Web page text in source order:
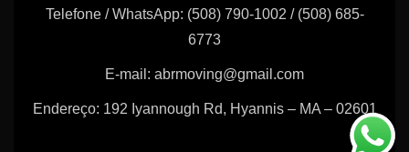
Telefone / WhatsApp: (508) 790-1002 / (508) 685-
6773
E-mail: abrmoving@gmail.com
Endereço: 192 Iyannough Rd, Hyannis – MA – 02601